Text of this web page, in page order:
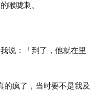
喉咙刺。
说：「到了，他就在里
的疯了，当时要不是我及